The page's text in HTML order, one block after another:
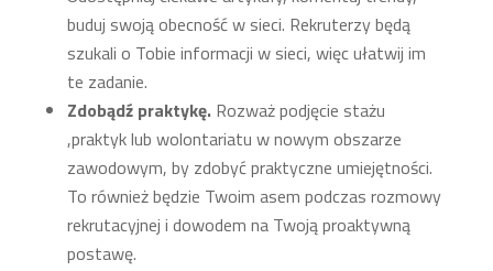
buduj swoją obecność w sieci. Rekruterzy będą
szukali o Tobie informacji w sieci, więc ułatwij im
te zadanie.
Zdobądź praktykę. Rozważ podjęcie stażu
,praktyk lub wolontariatu w nowym obszarze
zawodowym, by zdobyć praktyczne umiejętności.
To również będzie Twoim asem podczas rozmowy
rekrutacyjnej i dowodem na Twoją proaktywną
postawę.